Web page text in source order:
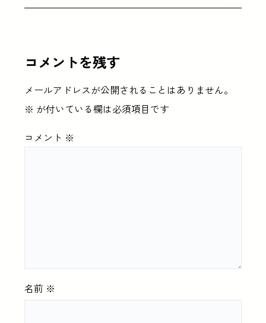
コメントを残す
メールアドレスが公開されることはありません。
※ が付いている欄は必須項目です
コメント ※
名前 ※